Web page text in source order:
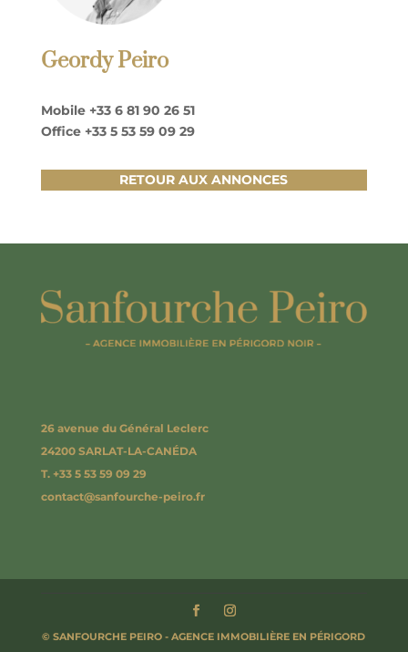
Geordy Peiro
Mobile +33 6 81 90 26 51
Office +33 5 53 59 09 29
RETOUR AUX ANNONCES
26 avenue du Général Leclerc
24200 SARLAT-LA-CANÉDA
T. +33 5 53 59 09 29
contact@sanfourche-peiro.fr
© SANFOURCHE PEIRO - AGENCE IMMOBILIÈRE EN PÉRIGORD